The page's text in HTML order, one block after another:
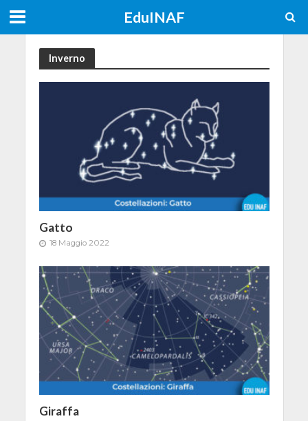
EduINAF
Inverno
Gatto
18 Maggio 2022
Giraffa